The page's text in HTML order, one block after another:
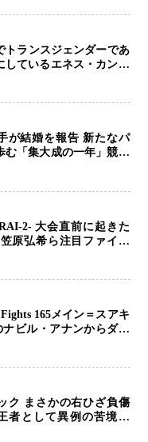
トランスジェンダーであ
しているエネス・カンタ
ラフト参戦を表明「参加
が結婚を報告 新たなパ
む「集大成の一年」競技
在に感謝
2- 大会直前に起きた
原弘希ら注目ファイタ
で決戦へ、山本歩夢と平
165メイン＝スアキ
ナビル・アナンからダウ
撃を耐え抜き判定勝利、
ク まさかの右ひざ負傷
者として異例の苦境…
ト」でも消えない危険信